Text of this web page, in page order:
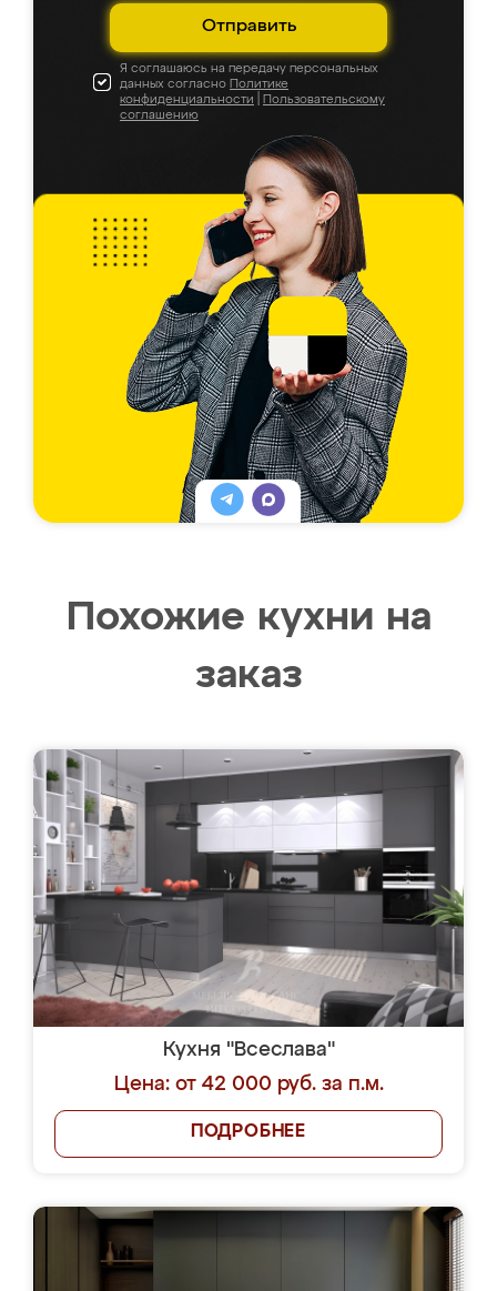
Отправить
Я соглашаюсь на передачу персональных
данных согласно Политике
конфиденциальности
Пользовательскому
соглашению
Похожие кухни на
заказ
Кухня "Всеслава"
Цена: от 42 000 руб. за п.м.
ПОДРОБНЕЕ